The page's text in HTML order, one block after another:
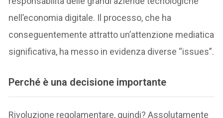
nell’economia digitale. Il processo, che ha
conseguentemente attratto un’attenzione mediatica
significativa, ha messo in evidenza diverse “issues”.
Perché è una decisione importante
Rivoluzione regolamentare, quindi? Assolutamente